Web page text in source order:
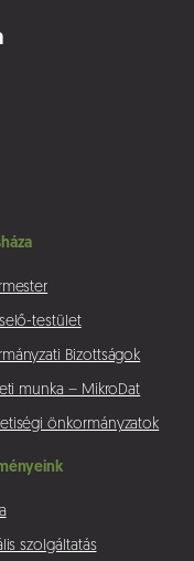
testület
Bizottságok
munka – MikroDat
önkormányzatok
szolgáltatás